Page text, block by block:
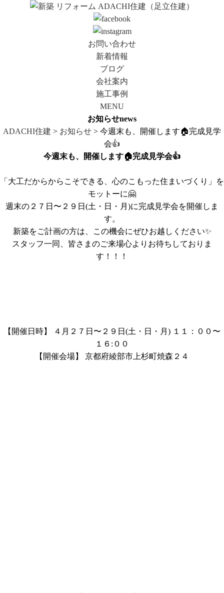
お問い合わせ
新着情報
ブログ
会社案内
施工事例
MENU
お知らせnews
ADACHI住建 > お知らせ > 今週末も、開催します🏠完成見学
会👍
今週末も、開催します🏠完成見学会👍
「大工だからからこそできる、心のこもった住まいづくり」を
モットーに🤗
週末の２７日〜２９日(土・日・月)に完成見学会を開催しま
す。
新築をご計画の方は、この機会にぜひお越しください✨
スタッフ一同、皆さまのご来場心よりお待ちしておりま
す！！！
【開催日時】 ４月２７日〜２９日(土・日・月) １１：００〜
１６:００
【開催会場】 京都府綾部市上杉町焼森２４